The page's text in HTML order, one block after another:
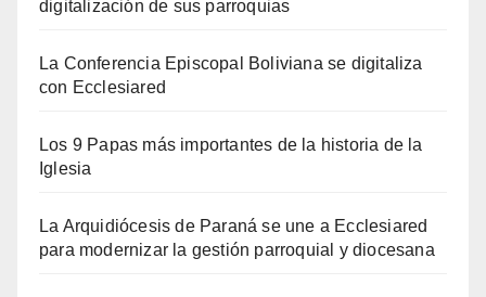
digitalización de sus parroquias
La Conferencia Episcopal Boliviana se digitaliza
con Ecclesiared
Los 9 Papas más importantes de la historia de la
Iglesia
La Arquidiócesis de Paraná se une a Ecclesiared
para modernizar la gestión parroquial y diocesana